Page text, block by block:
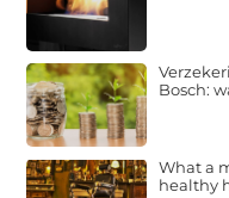
Bosch:
What a
healthy